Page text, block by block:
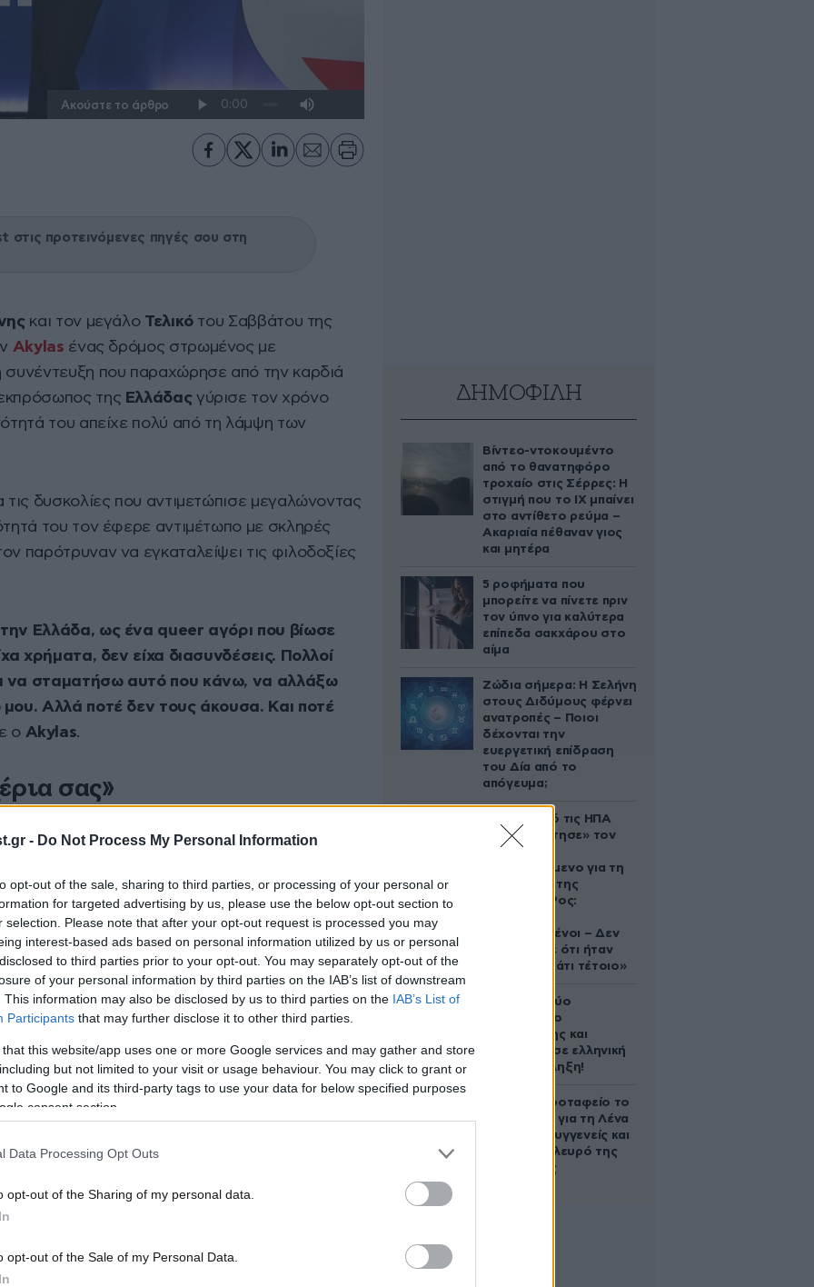
- Do Not Process My Personal Information
opt-out of the sale, sharing to third parties, or processing of your personal or
for targeted advertising by us, please use the below opt-out section to
selection. Please note that after your opt-out request is processed you may
interest-based ads based on personal information utilized by us or personal
to third parties prior to your opt-out. You may separately opt-out of the
of your personal information by third parties on the IAB’s list of downstream
This information may also be disclosed by us to third parties on the IAB’s List of
Participants that may further disclose it to other third parties.
that this website/app uses one or more Google services and may gather and store
but not limited to your visit or usage behaviour. You may click to grant or
to Google and its third-party tags to use your data for below specified purposes
consent section.
Data Processing Opt Outs
opt-out of the Sharing of my personal data.
opt-out of the Sale of my Personal Data.
Ακούστε το άρθρο
στις προτεινόμενες πηγές σου στη
και τον μεγάλο Τελικότου Σαββάτου της
Akylas ένας δρόμος στρωμένος με
συνέντευξη που παραχώρησε από την καρδιά
της Ελλάδαςγύρισε τον χρόνο
του απείχε πολύ από τη λάμψη των
τις δυσκολίες που αντιμετώπισε μεγαλώνοντας
του τον έφερε αντιμέτωπο με σκληρές
παρότρυναν να εγκαταλείψει τις φιλοδοξίες
Ελλάδα, ως ένα queer αγόρι που βίωσε
χρήματα, δεν είχα διασυνδέσεις. Πολλοί
να σταματήσω αυτό που κάνω, να αλλάξω
μου. Αλλά ποτέ δεν τους άκουσα. Και ποτέ
ο Akylas.
σας»
και την αποθάρρυνση από το περιβάλλον
το ένστικτό του. Σήμερα, έχοντας
κορυφαία μουσική σκηνή της Ευρώπης, στέλνει
ότι οι συνθήκες είναι εναντίον τους.
ΔΗΜΟΦΙΛΗ
Βίντεο-ντοκουμέντο
από το θανατηφόρο
τροχαίο στις Σέρρες: Η
στιγμή που το ΙΧ μπαίνει
στο αντίθετο ρεύμα –
Ακαριαία πέθαναν γιος
και μητέρα
5 ροφήματα που
μπορείτε να πίνετε πριν
τον ύπνο για καλύτερα
επίπεδα σακχάρου στο
αίμα
Ζώδια σήμερα: Η Σελήνη
στους Διδύμους φέρνει
ανατροπές – Ποιοι
δέχονται την
ευεργετική επίδραση
του Δία από το
απόγευμα;
Ζευγάρι από τις ΗΠΑ
που «υιοθέτησε» τον
κατηγορούμενο για τη
δολοφονία της
Ελίζαμπεθ Ρος:
συντετριμμένοι – Δεν
έδειξε ποτέ ότι ήταν
ικανός για κάτι τέτοιο»
Ακυρώνει δύο
συμβόλαια ο
Λαρεντζάκης και
υπογράφει σε ελληνική
ομάδα-έκπληξη!
Στο Α’ Νεκροταφείο το
μνημόσυνο για τη Λένα
Σαμαρά – Συγγενείς και
φίλοι στο πλευρό της
οικογένειας